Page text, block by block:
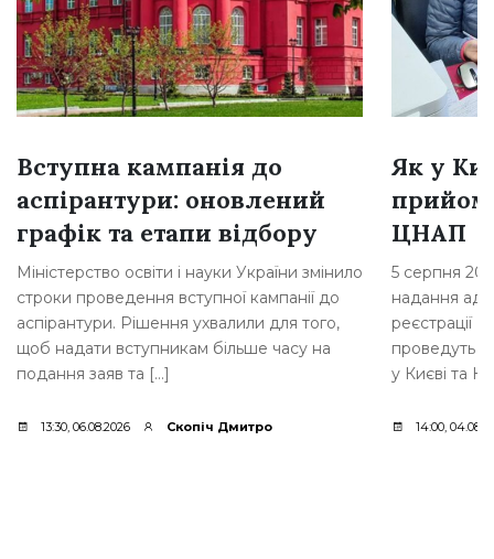
Вступна кампанія до
аспірантури: оновлений
графік та етапи відбору
Міністерство освіти і науки України змінило
строки проведення вступної кампанії до
аспірантури. Рішення ухвалили для того,
щоб надати вступникам більше часу на
подання заяв та […]
13:30, 06.08.2026 Скопіч Дмитро
Як у
прийом
ЦНАП
5 серпня
надання
реєстрації
проведуть
у Києві та
14:00,